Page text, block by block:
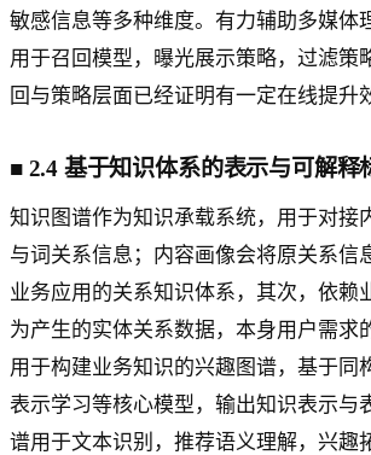
敏感信息等多种维度。有力辅助多媒体
用于召回模型，曝光展示策略，过滤策
回与策略层面已经证明有一定在线提升
■ 2.4 基于知识体系的表示与可解释
知识图谱作为知识承载系统，用于对接
与词关系信息；内容画像会将原关系信
业务应用的关系知识体系，其次，依赖
为产生的实体关系数据，本身用户需求
用于构建业务知识的兴趣图谱，基于同
表示学习等核心模型，输出知识表示与
谱用于文本识别，推荐语义理解，兴趣